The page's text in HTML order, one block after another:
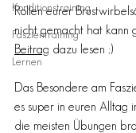
Konditionstraining
Faszientraining
Lernen
Rollen eurer
nicht gemacht hat kann
Beitrag dazu lesen ;)
Das Besondere am
es super in euren Alltag
die meisten Übungen